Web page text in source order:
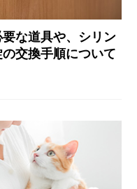
な道具や、シリン
交換手順について